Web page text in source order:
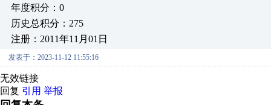
年度积分：0
历史总积分：275
注册：2011年11月01日
发表于：2023-11-12 11:55:16
无效链接
回复 引用 举报